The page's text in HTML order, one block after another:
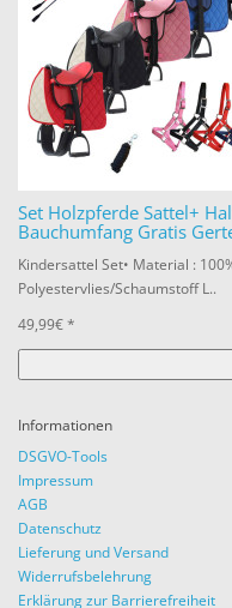
Set Holzpferde Sattel+
Bauchumfang Gratis
Kindersattel Set• Material :
Polyestervlies/Schaumstoff L..
49,99€ *
Informationen
DSGVO-Tools
Impressum
AGB
Datenschutz
Lieferung und Versand
Widerrufsbelehrung
Erklärung zur Barrierefreiheit